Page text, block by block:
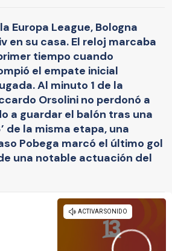
Europa League, Bologna
en su casa. El reloj marcaba
tiempo cuando
el empate inicial
Al minuto 1 de la
Orsolini no perdonó a
a guardar el balón tras una
de la misma etapa, una
Pobega marcó el último gol
una notable actuación del